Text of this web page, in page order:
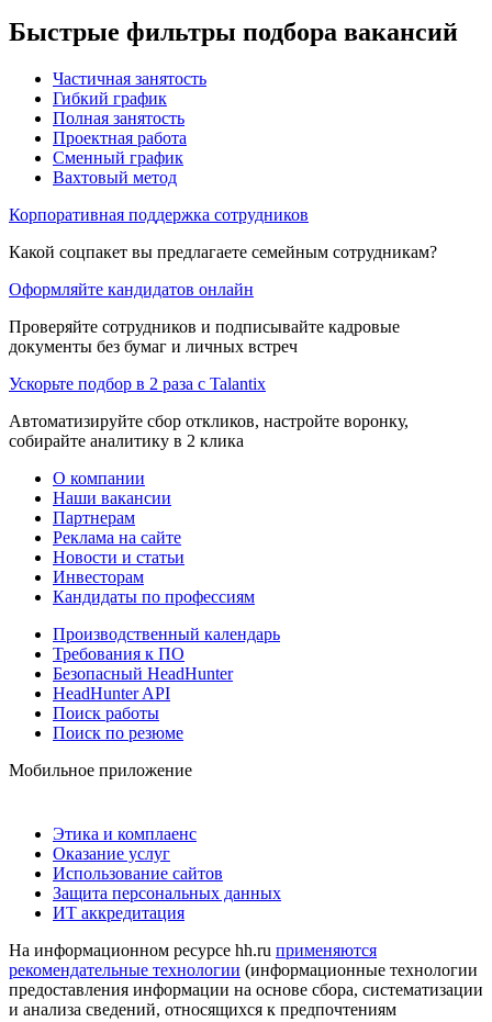
Быстрые фильтры подбора вакансий
Частичная занятость
Гибкий график
Полная занятость
Проектная работа
Сменный график
Вахтовый метод
Корпоративная поддержка сотрудников
Какой соцпакет вы предлагаете семейным сотрудникам?
Оформляйте кандидатов онлайн
Проверяйте сотрудников и подписывайте кадровые
документы без бумаг и личных встреч
Ускорьте подбор в 2 раза с Talantix
Автоматизируйте сбор откликов, настройте воронку,
собирайте аналитику в 2 клика
О компании
Наши вакансии
Партнерам
Реклама на сайте
Новости и статьи
Инвесторам
Кандидаты по профессиям
Производственный календарь
Требования к ПО
Безопасный HeadHunter
HeadHunter API
Поиск работы
Поиск по резюме
Мобильное приложение
Этика и комплаенс
Оказание услуг
Использование сайтов
Защита персональных данных
ИТ аккредитация
На информационном ресурсе hh.ru применяются
рекомендательные технологии (информационные технологии
предоставления информации на основе сбора, систематизации
и анализа сведений, относящихся к предпочтениям